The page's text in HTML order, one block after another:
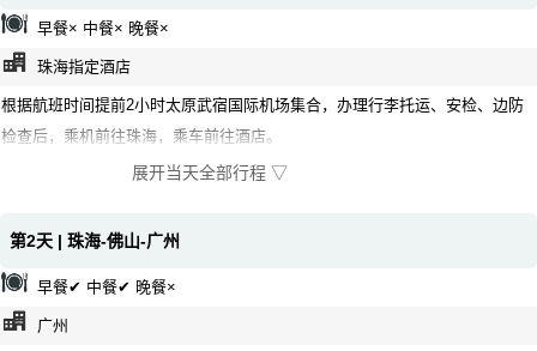
早餐× 中餐× 晚餐×
珠海指定酒店
根据航班时间提前2小时太原武宿国际机场集合，办理行李托运、安检、边防
检查后，乘机前往珠海，乘车前往酒店。
展开当天全部行程 ▽
第2天 | 珠海-佛山-广州
早餐✔ 中餐✔ 晚餐×
广州